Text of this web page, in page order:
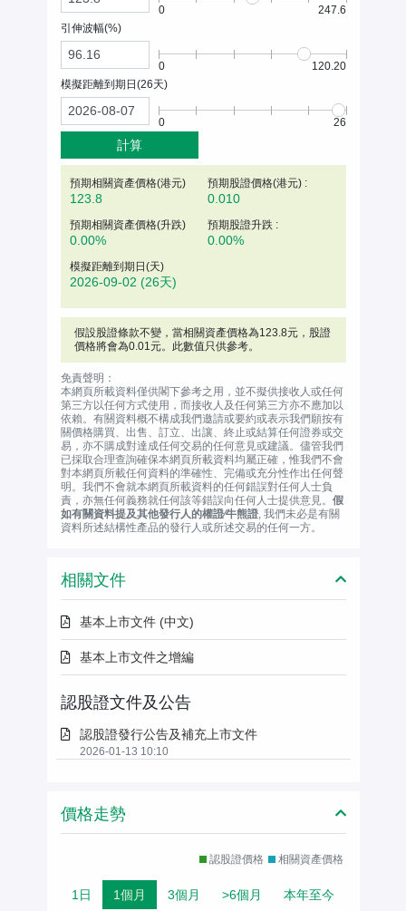
0
247.6
引伸波幅(%)
0
120.20
模擬距離到期日(26天)
0 26
計算
預期相關資產價格(港元)
123.8
預期股證價格(港元) :
0.010
預期相關資產價格(升跌)
0.00%
預期股證升跌 :
0.00%
模擬距離到期日(天)
2026-09-02 (26天)
假設股證條款不變，當相關資產價格為123.8元，股證
價格將會為0.01元。此數值只供參考。
免責聲明：
本網頁所載資料僅供閣下參考之用，並不擬供接收人或任何
第三方以任何方式使用，而接收人及任何第三方亦不應加以
依賴。有關資料概不構成我們邀請或要約或表示我們願按有
關價格購買、出售、訂立、出讓、終止或結算任何證券或交
易，亦不購成對達成任何交易的任何意見或建議。儘管我們
已採取合理查詢確保本網頁所載資料均屬正確，惟我們不會
對本網頁所載任何資料的準確性、完備或充分性作出任何聲
明。我們不會就本網頁所載資料的任何錯誤對任何人士負
責，亦無任何義務就任何該等錯誤向任何人士提供意見。 假
如有關資料提及其他發行人的權證∕牛熊證, 我們未必是有關
資料所述結構性產品的發行人或所述交易的任何一方。
相關文件
基本上市文件 (中文)
基本上市文件之增編
認股證文件及公告
認股證發行公告及補充上市文件
2026-01-13 10:10
價格走勢
認股證價格 相關資產價格
1日 1個月 3個月 >6個月 本年至今